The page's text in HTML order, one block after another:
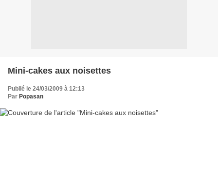
Mini-cakes aux noisettes
Publié le 24/03/2009 à 12:13
Par Popasan